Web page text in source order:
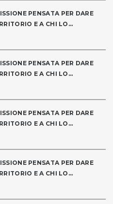
PENSATA PER DARE
E A CHI LO...
PENSATA PER DARE
E A CHI LO...
PENSATA PER DARE
E A CHI LO...
PENSATA PER DARE
E A CHI LO...